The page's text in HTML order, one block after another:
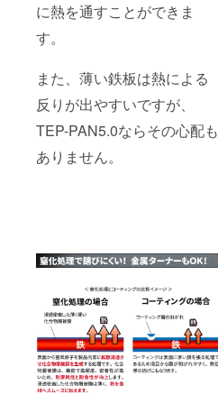
に熱を通すことができま
す。
また、薄い鉄板は熱による
反りが出やすいですが、
TEP-PAN5.0ならその心配も
ありません。